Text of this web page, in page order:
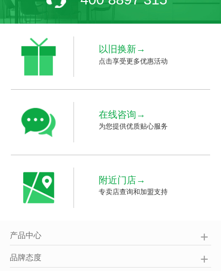
以旧换新→
点击享受更多优惠活动
在线咨询→
为您提供优质贴心服务
附近门店→
专卖店查询和加盟支持
产品中心
品牌态度